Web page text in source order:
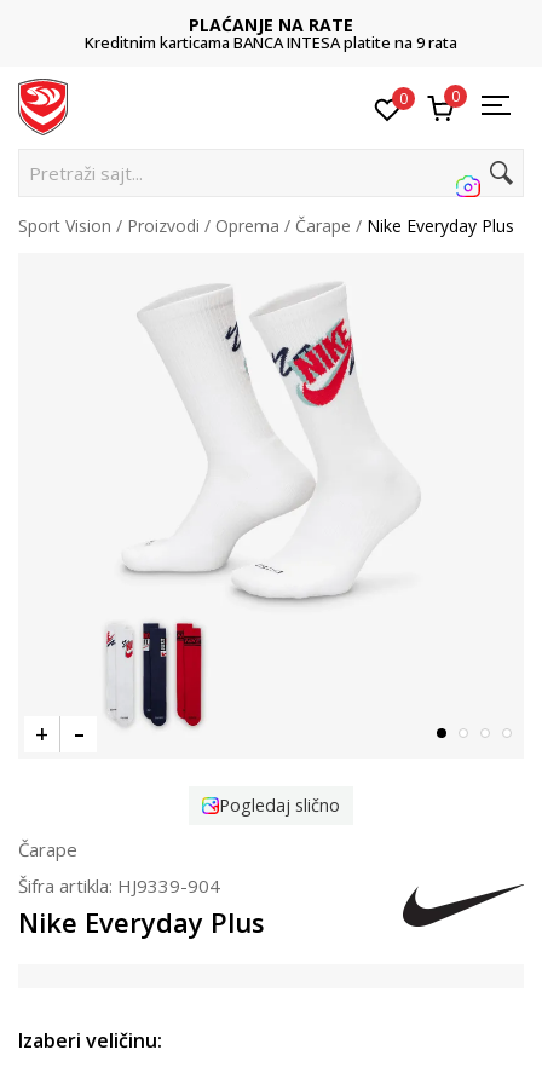
PLAĆANJE NA RATE
Kreditnim karticama BANCA INTESA platite na 9 rata
0 0
Pretraži sajt...
Sport Vision Proizvodi Oprema Čarape Nike Everyday Plus
Pogledaj slično
Čarape
Šifra artikla: HJ9339-904
Nike Everyday Plus
Izaberi veličinu: